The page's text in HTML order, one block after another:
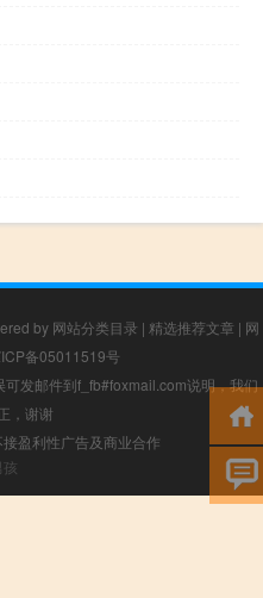
by 网站分类目录 | 精选推荐文章 | 网
备05011519号
发邮件到f_fb#foxmail.com说明，我们
，谢谢
盈利性广告及商业合作